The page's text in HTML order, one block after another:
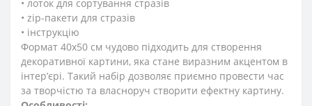
• лоток для сортування стразів
• zip-пакети для стразів
• інструкцію
Формат 40x50 см чудово підходить для створення
декоративної картини, яка стане виразним акцентом в
інтер’єрі. Такий набір дозволяє приємно провести час
за творчістю та власноруч створити ефектну картину.